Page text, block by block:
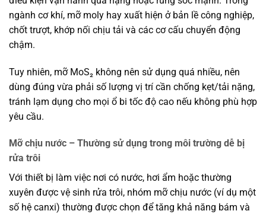
ngành cơ khí, mỡ moly hay xuất hiện ở bản lề công nghiệp,
chốt trượt, khớp nối chịu tải và các cơ cấu chuyển động
chậm.
Tuy nhiên, mỡ MoS₂ không nên sử dụng quá nhiều, nên
dùng đúng vừa phải số lượng vị trí cần chống kẹt/tải nặng,
tránh lạm dụng cho mọi ổ bi tốc độ cao nếu không phù hợp
yêu cầu.
Mỡ chịu nước – Thường sử dụng trong môi trường dễ bị
rửa trôi
Với thiết bị làm việc nơi có nước, hơi ẩm hoặc thường
xuyên được vệ sinh rửa trôi, nhóm mỡ chịu nước (ví dụ một
số hệ canxi) thường được chọn để tăng khả năng bám và